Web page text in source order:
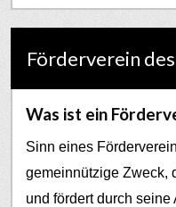
Förderverein
Was ist ein
Sinn eines
gemeinnützige Zweck,
und fördert durch